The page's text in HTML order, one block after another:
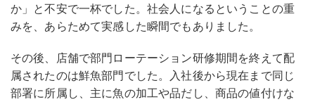
か」と不安で一杯でした。社会人になるということの重
みを、あらためて実感した瞬間でもありました。
その後、店舗で部門ローテーション研修期間を終えて配
属されたのは鮮魚部門でした。入社後から現在まで同じ
部署に所属し、主に魚の加工や品だし、商品の値付けな